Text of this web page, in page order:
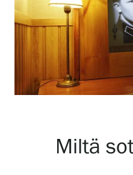
Tule meille
Näyttelyt
Tapahtumat
PalvelummeMiltä